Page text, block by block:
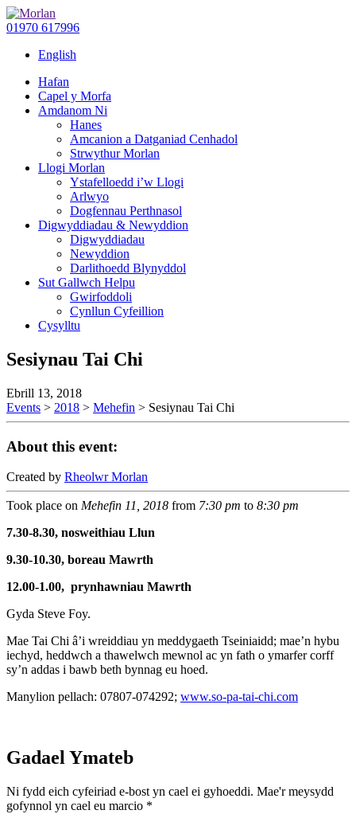
01970 617996
English
Hafan
Capel y Morfa
Amdanom Ni
Hanes
Amcanion a Datganiad Cenhadol
Strwythur Morlan
Llogi Morlan
Ystafelloedd i’w Llogi
Arlwyo
Dogfennau Perthnasol
Digwyddiadau & Newyddion
Digwyddiadau
Newyddion
Darlithoedd Blynyddol
Sut Gallwch Helpu
Gwirfoddoli
Cynllun Cyfeillion
Cysylltu
Sesiynau Tai Chi
Ebrill 13, 2018
Events > 2018 > Mehefin > Sesiynau Tai Chi
About this event:
Created by Rheolwr Morlan
Took place on Mehefin 11, 2018 from 7:30 pm to 8:30 pm
7.30-8.30, nosweithiau Llun
9.30-10.30, boreau Mawrth
12.00-1.00, prynhawniau Mawrth
Gyda Steve Foy.
Mae Tai Chi â’i wreiddiau yn meddygaeth Tseiniaidd; mae’n hybu
iechyd, heddwch a thawelwch mewnol ac yn fath o ymarfer corff
sy’n addas i bawb beth bynnag eu hoed.
Manylion pellach: 07807-074292; www.so-pa-tai-chi.com
Gadael Ymateb
Ni fydd eich cyfeiriad e-bost yn cael ei gyhoeddi. Mae'r meysydd
gofynnol yn cael eu marcio *